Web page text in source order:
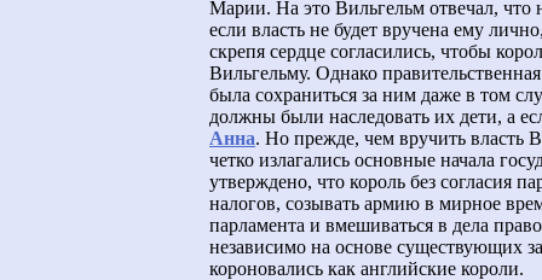
Марии. На это Вильгельм отвечал, что
если власть не будет вручена ему
скрепя сердце согласились, чтобы
Вильгельму. Однако
была сохраниться за ним даже в том
должны были наследовать их дети, а
Анна. Но прежде, чем вручить власть
четко излагались основные начала
утверждено, что король без согласия
налогов, созывать армию в мирное
парламента и вмешиваться в дела
независимо на основе существующих
короновались как английские короли.